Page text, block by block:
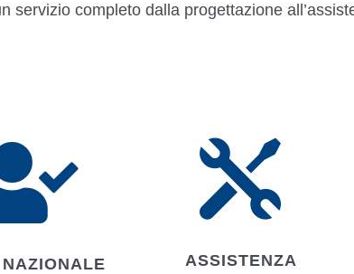
servizio completo dalla progettazione

ASSISTENZA